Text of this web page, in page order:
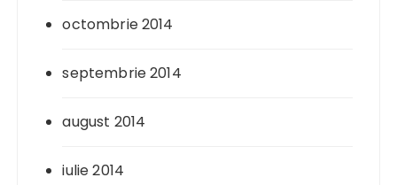
octombrie 2014
septembrie 2014
august 2014
iulie 2014